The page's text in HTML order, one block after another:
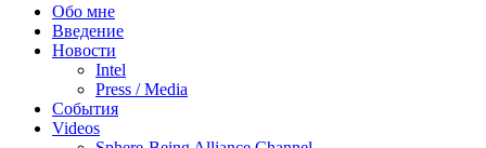
Обо мне
Введение
Новости
Intel
Press / Media
События
Videos